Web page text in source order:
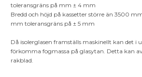
toleransgräns på mm ± 4 mm
Bredd och höjd på kassetter större än 3500
mm toleransgräns på ± 5 mm
Då isolerglasen framställs maskinellt kan det i
förkomma fogmassa på glasytan. Detta kan
rakblad.